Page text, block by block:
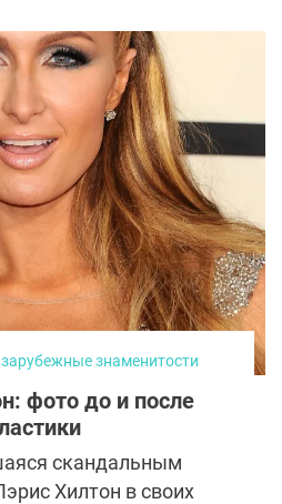
шума на проекте и в
не стесняясь
пышные прелести и
внимании. Но какое
Керн до пластики?
зарубежные знаменитости
фото до и после
скандальным
Хилтон в своих